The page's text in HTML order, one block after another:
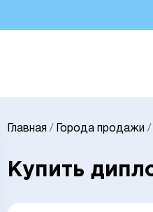
Главная / Города продажи
Купить